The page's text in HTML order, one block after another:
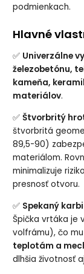
podmienkach.
Hlavné
✅ Univerzálne
železobetónu,
kameňa,
materiálov.
✅Štvorbritý
štvorbritá
89,5-90)
materiálom.
minimalizuje
presnosť otvoru.
✅ Spekaný
Špička vrtáka je
volfrámu), čo
teplotám a
dlhšia životnosť